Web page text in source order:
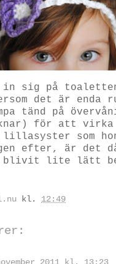
in sig på
det är enda
tänd på
för att
som
efter, är det då
blivit lite lätt
kl. 12:49